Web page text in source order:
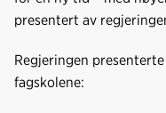
presentert av
Regjeringen
fagskolene: